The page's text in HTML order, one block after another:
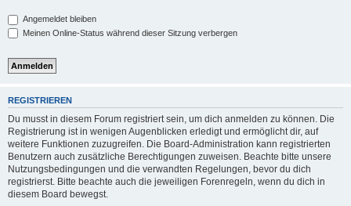
Angemeldet bleiben
Meinen Online-Status während dieser Sitzung verbergen
REGISTRIEREN
Du musst in diesem Forum registriert sein, um dich anmelden zu können. Die
Registrierung ist in wenigen Augenblicken erledigt und ermöglicht dir, auf
weitere Funktionen zuzugreifen. Die Board-Administration kann registrierten
Benutzern auch zusätzliche Berechtigungen zuweisen. Beachte bitte unsere
Nutzungsbedingungen und die verwandten Regelungen, bevor du dich
registrierst. Bitte beachte auch die jeweiligen Forenregeln, wenn du dich in
diesem Board bewegst.